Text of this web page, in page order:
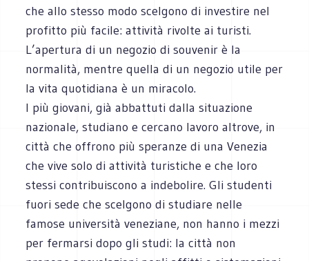
che allo stesso modo scelgono di investire nel
profitto più facile: attività rivolte ai turisti.
L’apertura di un negozio di souvenir è la
normalità, mentre quella di un negozio utile per
la vita quotidiana è un miracolo.
I più giovani, già abbattuti dalla situazione
nazionale, studiano e cercano lavoro altrove, in
città che offrono più speranze di una Venezia
che vive solo di attività turistiche e che loro
stessi contribuiscono a indebolire. Gli studenti
fuori sede che scelgono di studiare nelle
famose università veneziane, non hanno i mezzi
per fermarsi dopo gli studi: la città non